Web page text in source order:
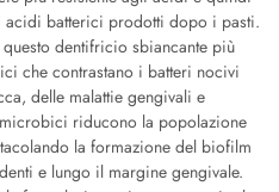
batterici prodotti dopo i pasti.
dentifricio sbiancante più
che contrastano i batteri nocivi
delle malattie gengivali e
riducono la popolazione
la formazione del biofilm
e lungo il margine gengivale.